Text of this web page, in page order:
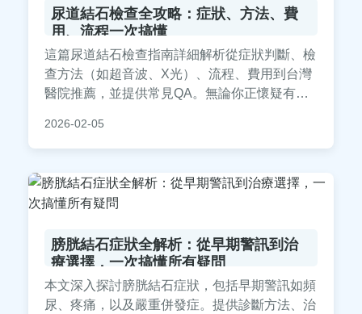
尿道結石檢查全攻略：症狀、方法、費
用、流程一次搞懂
這篇尿道結石檢查指南詳細解析從症狀判斷、檢
查方法（如超音波、X光）、流程、費用到台灣
醫院推薦，並提供常見QA。無論你正懷疑有結
慮。內容基於真實醫療知識，實用性強，助你快
速掌握尿道結石檢查的關鍵資訊。
2026-02-05
膀胱結石症狀全解析：從早期警訊到治
療選擇，一次搞懂所有疑問
本文深入探討膀胱結石症狀，包括早期警訊如頻
尿、疼痛，以及嚴重併發症。提供診斷方法、治